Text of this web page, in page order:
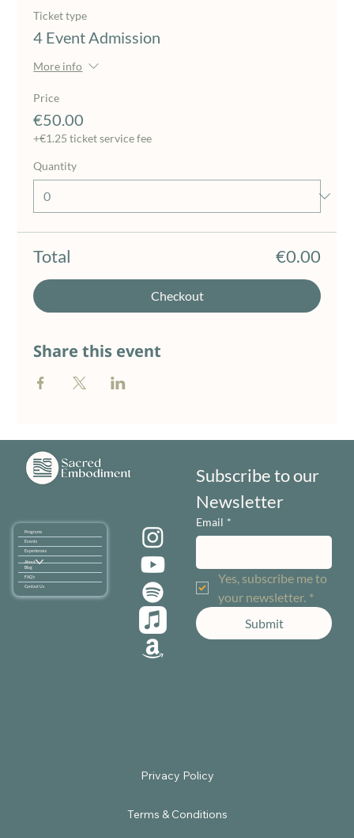
Ticket type
4 Event Admission
More info
Price
€50.00
+€1.25 ticket service fee
Quantity
Total €0.00
Checkout
Share this event
Programs
Events
Experiences
About
Blog
FAQ's
Contact Us
Subscribe to our
Newsletter
Email *
Yes, subscribe me to
your newsletter. *
Submit
Terms & Conditions